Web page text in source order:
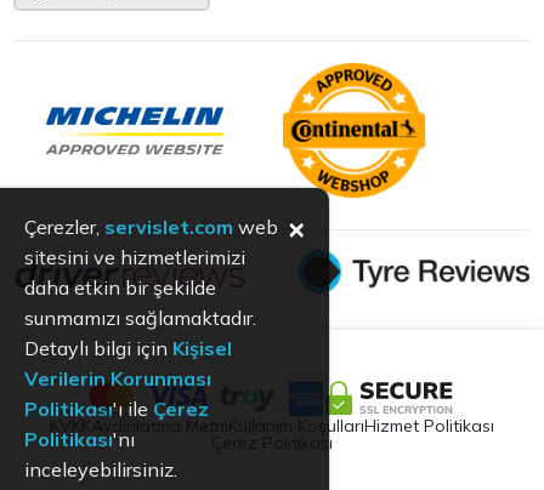
Aydınlatma Metni Kullanım KoşullarıHizmet Politikası
Çerez Politikası
Çerezler, servislet.com web
sitesini ve hizmetlerimizi
daha etkin bir şekilde
sunmamızı sağlamaktadır.
Detaylı bilgi için Kişisel
Verilerin Korunması
Politikası'ı ile Çerez
Politikası'nı
inceleyebilirsiniz.
×